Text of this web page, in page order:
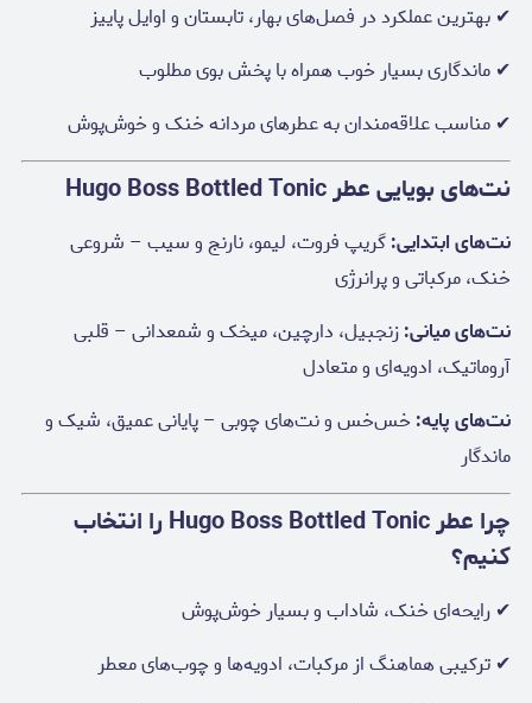
✔ بهترین عملکرد در فصل‌های بهار، تابستان و اوایل پاییز
✔ ماندگاری بسیار خوب همراه با پخش بوی مطلوب
✔ مناسب علاقه‌مندان به عطرهای مردانه خنک و خوش‌پوش
نت‌های بویایی عطر Hugo Boss Bottled Tonic
نت‌های ابتدایی:گریپ فروت، لیمو، نارنج و سیب – شروعی
خنک، مرکباتی و پرانرژی
نت‌های میانی:زنجبیل، دارچین، میخک و شمعدانی – قلبی
آروماتیک، ادویه‌ای و متعادل
نت‌های پایه: خس‌خس و نت‌های چوبی – پایانی عمیق، شیک و
ماندگار
چرا عطر Hugo Boss Bottled Tonic را انتخاب
کنیم؟
✔ رایحه‌ای خنک، شاداب و بسیار خوش‌پوش
✔ ترکیبی هماهنگ از مرکبات، ادویه‌ها و چوب‌های معطر